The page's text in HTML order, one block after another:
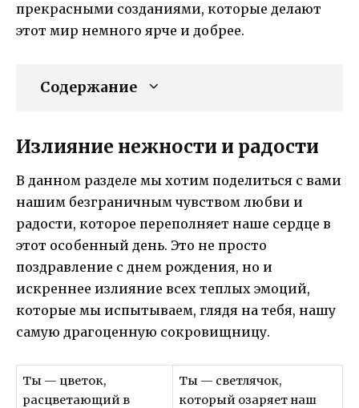
прекрасными созданиями, которые делают
этот мир немного ярче и добрее.
Содержание
Излияние нежности и радости
В данном разделе мы хотим поделиться с вами
нашим безграничным чувством любви и
радости, которое переполняет наше сердце в
этот особенный день. Это не просто
поздравление с днем рождения, но и
искреннее излияние всех теплых эмоций,
которые мы испытываем, глядя на тебя, нашу
самую драгоценную сокровищницу.
Ты — цветок,
расцветающий в
Ты — светлячок,
который озаряет наш